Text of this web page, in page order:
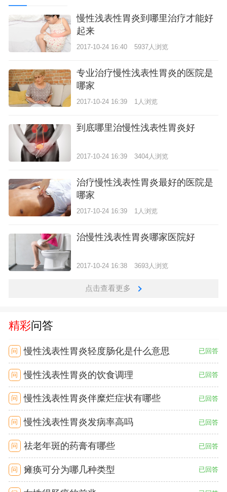
慢性浅表性胃炎到哪里治疗才能好
起来
2017-10-24 16:40 5937人浏览
专业治疗慢性浅表性胃炎的医院是
哪家
2017-10-24 16:39 1人浏览
到底哪里治慢性浅表性胃炎好
2017-10-24 16:39 3404人浏览
治疗慢性浅表性胃炎最好的医院是
哪家
2017-10-24 16:39 1人浏览
治慢性浅表性胃炎哪家医院好
2017-10-24 16:38 3693人浏览
点击查看更多
精彩问答
问 慢性浅表性胃炎轻度肠化是什么意思 已回答
问 慢性浅表性胃炎的饮食调理 已回答
问 慢性浅表性胃炎伴糜烂症状有哪些 已回答
问 慢性浅表性胃炎发病率高吗 已回答
问 祛老年斑的药膏有哪些 已回答
问 瘫痪可分为哪几种类型 已回答